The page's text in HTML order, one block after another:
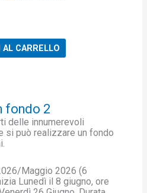
AL CARRELLO
fondo 2
delle innumerevoli
si può realizzare un fondo
Maggio 2026 (6
Lunedì il 8 giugno, ore